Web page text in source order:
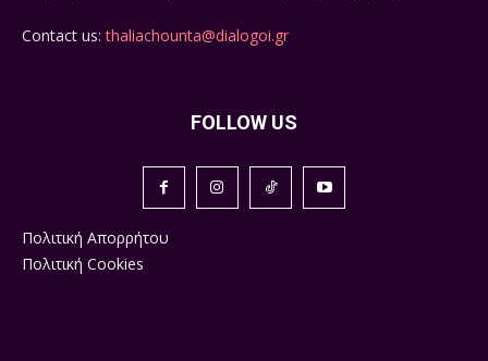
Contact us:thaliachounta@dialogoi.gr
FOLLOW US
Πολιτική Απορρήτου
Πολιτική Cookies